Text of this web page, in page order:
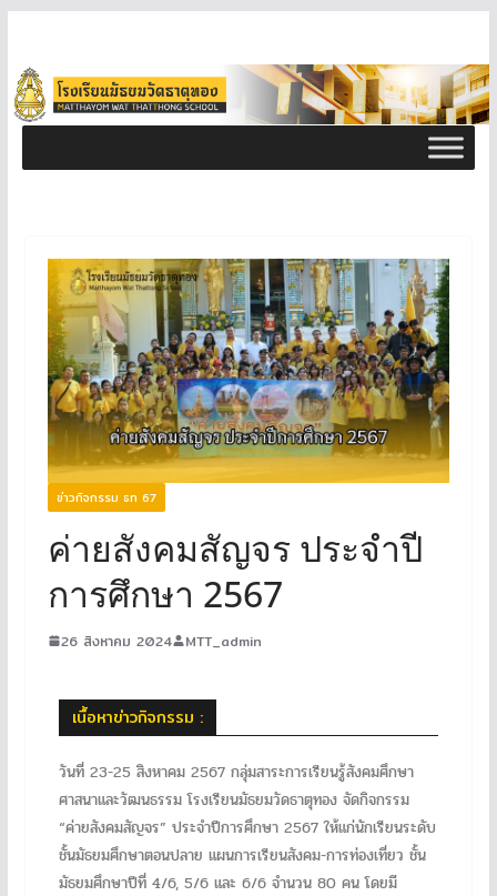
ข่าวกิจกรรม ธท 67
ค่ายสังคมสัญจร ประจำปี
การศึกษา 2567
26 สิงหาคม 2024 MTT_admin
เนื้อหาข่าวกิจกรรม :
วันที่ 23-25 สิงหาคม 2567 กลุ่มสาระการเรียนรู้สังคมศึกษา
ศาสนาและวัฒนธรรม โรงเรียนมัธยมวัดธาตุทอง จัดกิจกรรม
“ค่ายสังคมสัญจร” ประจำปีการศึกษา 2567 ให้แก่นักเรียนระดับ
ชั้นมัธยมศึกษาตอนปลาย แผนการเรียนสังคม-การท่องเที่ยว ชั้น
มัธยมศึกษาปีที่ 4/6, 5/6 และ 6/6 จำนวน 80 คน โดยมี